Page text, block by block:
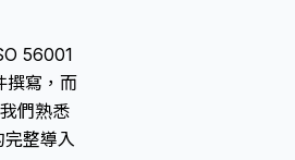
56001
撰寫，而
們熟悉
整導入